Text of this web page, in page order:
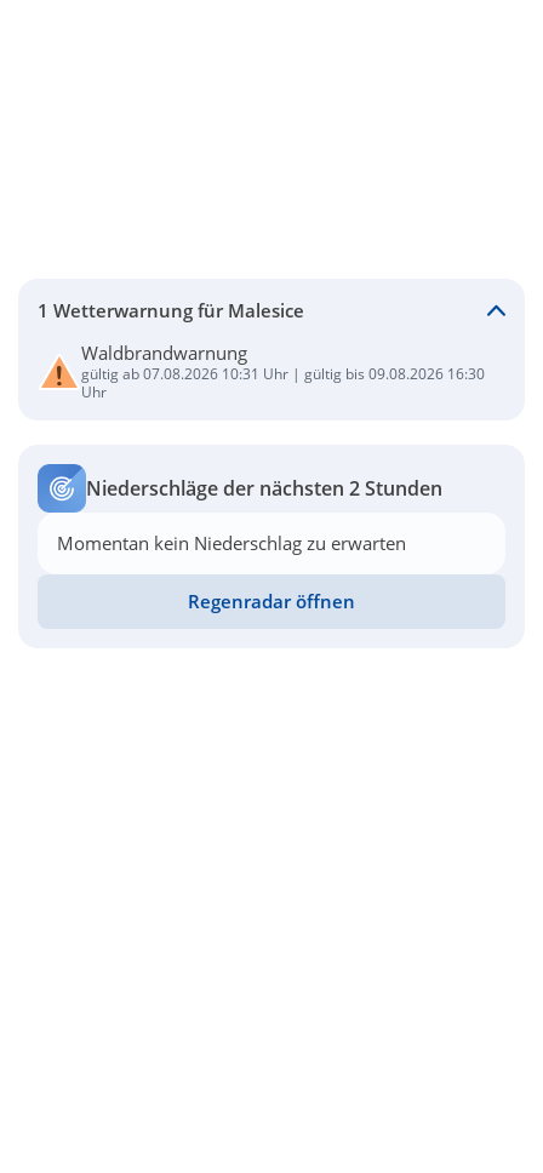
1 Wetterwarnung für Malesice
Waldbrandwarnung
gültig ab 07.08.2026 10:31 Uhr | gültig bis 09.08.2026 16:30
Uhr
Niederschläge der nächsten 2 Stunden
Momentan kein Niederschlag zu erwarten
Regenradar öffnen